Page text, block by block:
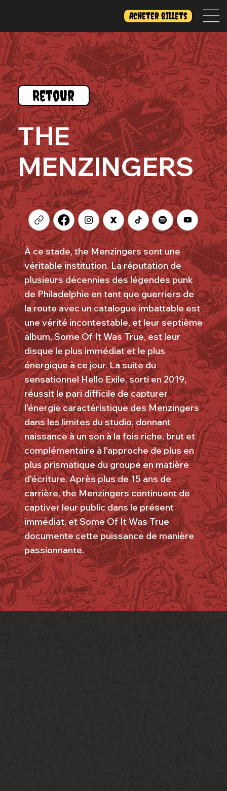
Acheter billets
Retour
THE
MENZINGERS
À ce stade, the Menzingers sont une
véritable institution. La réputation de
plusieurs décennies des légendes punk
de Philadelphie en tant que guerriers de
la route avec un catalogue imbattable est
une vérité incontestable, et leur septième
album, Some Of It Was True, est leur
disque le plus immédiat et le plus
énergique à ce jour. La suite du
sensationnel Hello Exile, sorti en 2019,
réussit le pari difficile de capturer
l'énergie caractéristique des Menzingers
dans les limites du studio, donnant
naissance à un son à la fois riche, brut et
complémentaire à l'approche de plus en
plus prismatique du groupe en matière
d'écriture. Après plus de 15 ans de
carrière, the Menzingers continuent de
captiver leur public dans le présent
immédiat, et Some Of It Was True
documente cette puissance de manière
passionnante.